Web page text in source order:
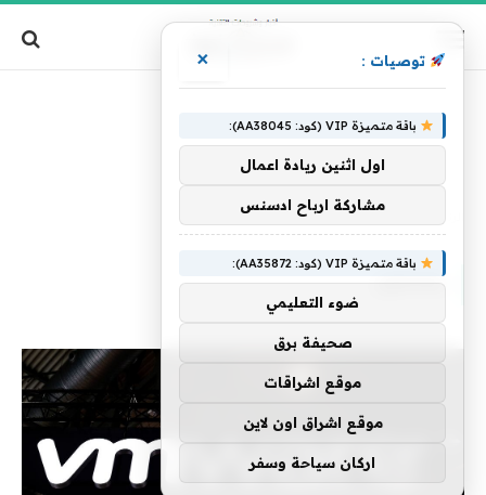
يعملون
توصيات : ×
باقة متميزة VIP (كود: AA38045):
اول اثنين ريادة اعمال
مشاركة ارباح ادسنس
باقة متميزة VIP (كود: AA35872):
ضوء التعليمي
صحيفة برق
موقع اشراقات
موقع اشراق اون لاين
اركان سياحة وسفر